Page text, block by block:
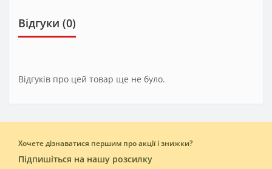
Відгуки (0)
Відгуків про цей товар ще не було.
Хочете дізнаватися першим про акції і знижки?
Підпишіться на нашу розсилку